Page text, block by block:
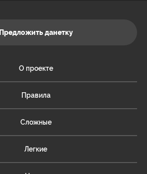
Предложить данетку
О проекте
Правила
Сложные
Легкие